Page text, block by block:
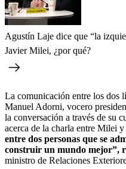
Agustín Laje dice que “la
Javier Milei, ¿por qué?
La comunicación entre los dos
Manuel Adorni, vocero
la conversación a través de su
acerca de la charla entre Milei
entre dos personas que se
construir un mundo mejor”,
ministro de Relaciones